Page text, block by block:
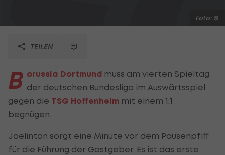
Foto: ©
TEILEN
B orussia Dortmund muss am vierten Spieltag
der deutschen Bundesliga im Auswärtsspiel
gegen die TSG Hoffenheim mit einem 1:1
begnügen.
Joelinton sorgt eine Minute vor dem Pausenpfiff
für die Führung der Gastgeber. Es ist das erste